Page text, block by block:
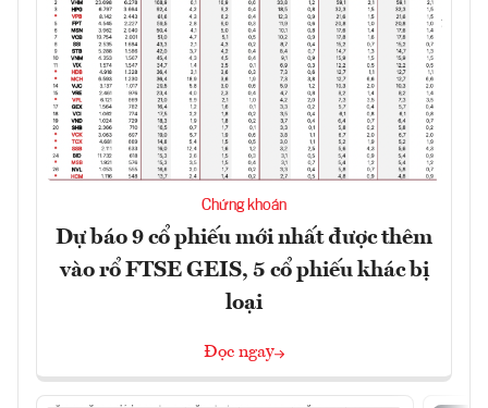
Chứng khoán
Dự báo 9 cổ phiếu mới nhất được thêm
vào rổ FTSE GEIS, 5 cổ phiếu khác bị
loại
Đọc ngay